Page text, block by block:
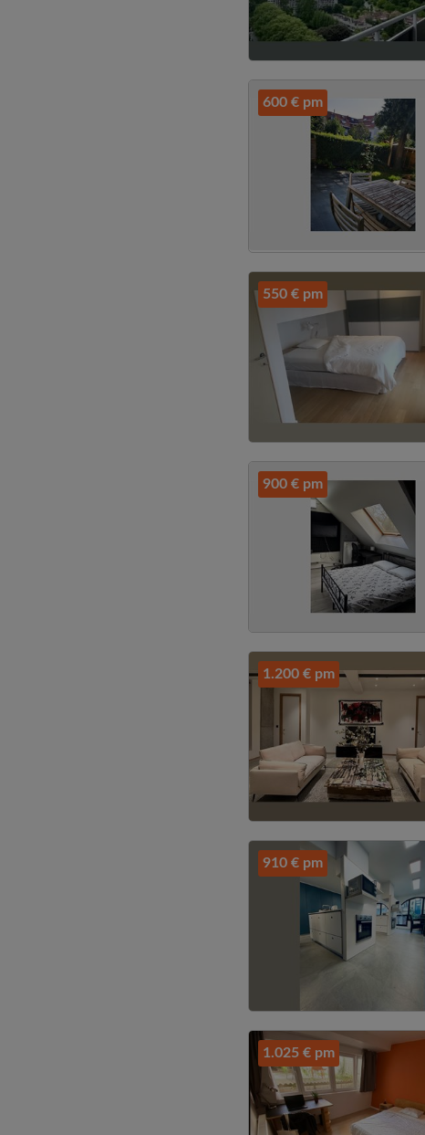
600 € pm
550 € pm
900 € pm
1.200 € pm
910 € pm
1.025 € pm